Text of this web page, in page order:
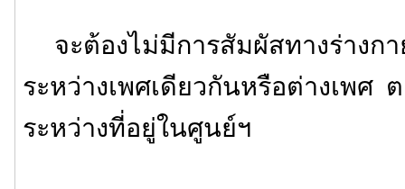
จะต้องไม่มีการสัมผัสทางร่างก
ระหว่างเพศเดียวกันหรือต่างเพศ
ระหว่างที่อยู่ในศูนย์ฯ